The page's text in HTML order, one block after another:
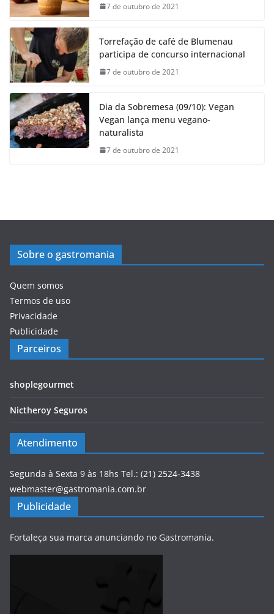
7 de outubro de 2021
Torrefação de café de Blumenau
participa de concurso internacional
7 de outubro de 2021
Dia da Sobremesa (09/10): Vegan
Vegan lança menu vegano-
naturalista
7 de outubro de 2021
Sobre o gastromania
Quem somos
Termos de uso
Privacidade
Publicidade
Parceiros
shoplegourmet
Nictheroy Seguros
Atendimento
Segunda à Sexta 9 às 18hs Tel.: (21) 2524-3438
webmaster@gastromania.com.br
Publicidade
Fortaleça sua marca anunciando no Gastromania.